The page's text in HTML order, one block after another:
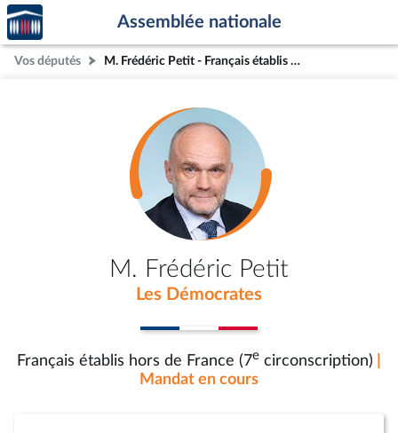
Aller au contenu
Aller en bas de la page
Accèder
à la
page
d'accueil
Assemblée nationale
Vos députés M. Frédéric Petit - Français établis hors de France (7e circonscription)
M. Frédéric Petit
Les Démocrates
Français établis hors de France (7e circonscription)
Mandat en cours